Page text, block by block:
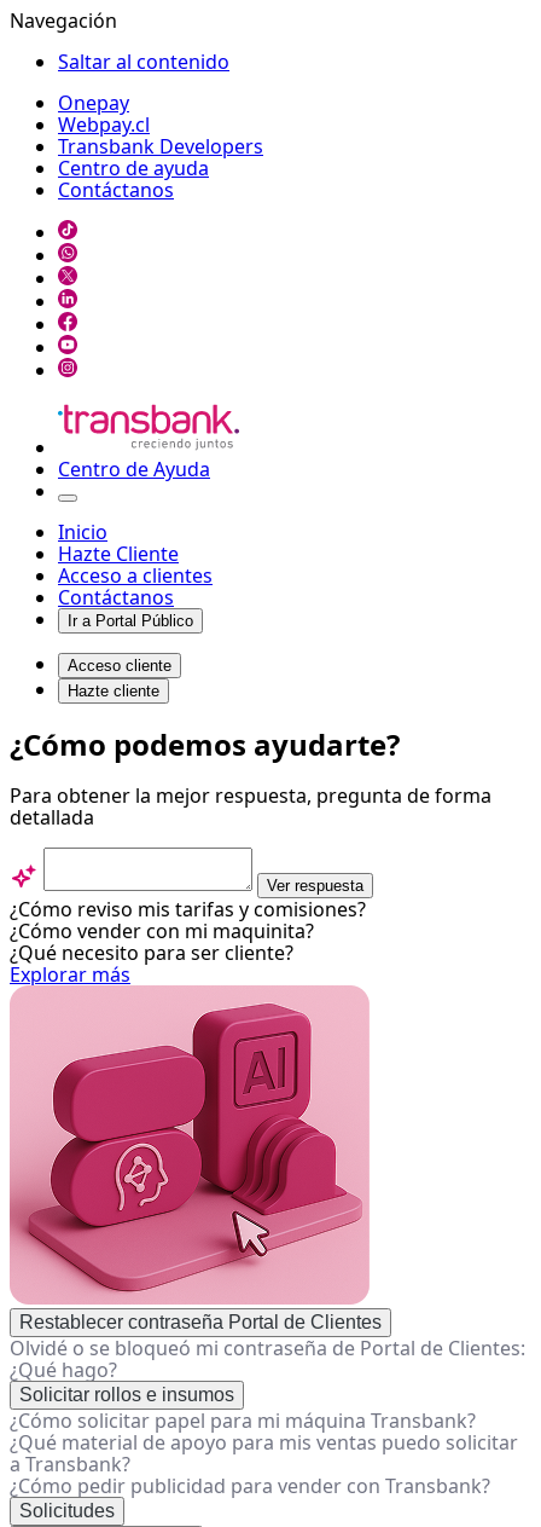
Navegación
Saltar al contenido
Onepay
Webpay.cl
Transbank Developers
Centro de ayuda
Contáctanos
Centro de Ayuda
Inicio
Hazte Cliente
Acceso a clientes
Contáctanos
Ir a Portal Público
Acceso cliente
Hazte cliente
Administra
colaboradores
Centro
de
ayuda
¿Cómo podemos ayudarte?
Para obtener la mejor respuesta, pregunta de forma
detallada
Ver respuesta
¿Cómo reviso mis tarifas y comisiones?
¿Cómo vender con mi maquinita?
¿Qué necesito para ser cliente?
Explorar más
Restablecer contraseña Portal de Clientes
Olvidé o se bloqueó mi contraseña de Portal de Clientes:
¿Qué hago?
Solicitar rollos e insumos
¿Cómo solicitar papel para mi máquina Transbank?
¿Qué material de apoyo para mis ventas puedo solicitar
a Transbank?
¿Cómo pedir publicidad para vender con Transbank?
Solicitudes